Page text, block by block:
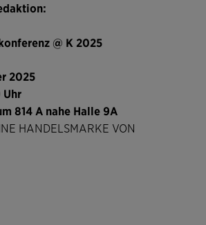
@ K 2025
2025
814 A nahe Halle 9A
HANDELSMARKE VON